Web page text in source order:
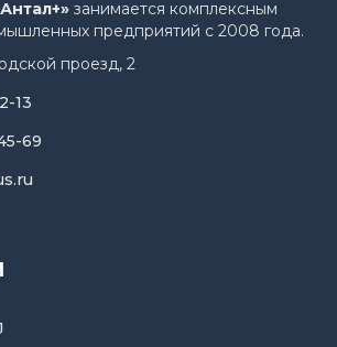
занимается комплексным
предприятий с 2008 года.
проезд, 2
13
69